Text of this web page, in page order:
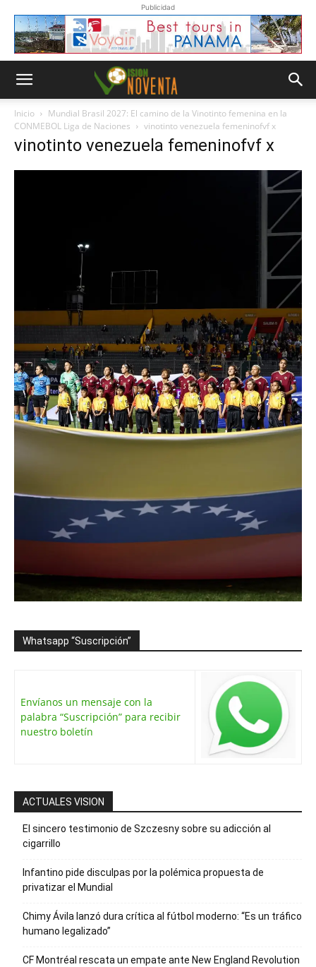
Publicidad
Inicio
Mundial Brasil 2027: El camino de la Vinotinto femenina en la
CONMEBOL Liga de Naciones
vinotinto venezuela femeninofvf x
vinotinto venezuela femeninofvf x
Whatsapp “Suscripción”
Envíanos un mensaje con la
palabra “Suscripción” para recibir
nuestro boletín
ACTUALES VISION
El sincero testimonio de Szczesny sobre su adicción al
cigarrillo
Infantino pide disculpas por la polémica propuesta de
privatizar el Mundial
Chimy Ávila lanzó dura crítica al fútbol moderno: “Es un tráfico
humano legalizado”
CF Montréal rescata un empate ante New England Revolution